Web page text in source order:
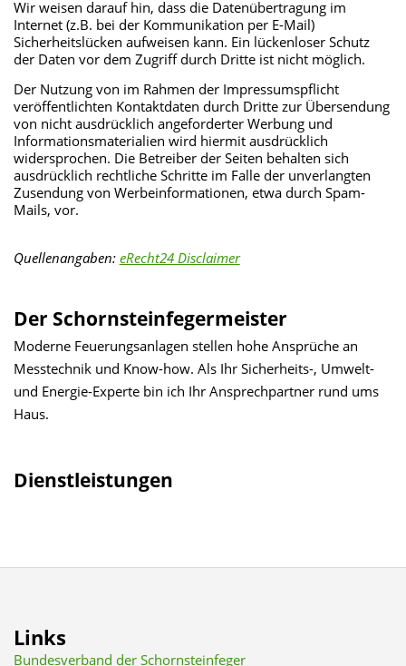
Wir weisen darauf hin, dass die Datenübertragung im
Internet (z.B. bei der Kommunikation per E-Mail)
Sicherheitslücken aufweisen kann. Ein lückenloser Schutz
der Daten vor dem Zugriff durch Dritte ist nicht möglich.
Der Nutzung von im Rahmen der Impressumspflicht
veröffentlichten Kontaktdaten durch Dritte zur Übersendung
von nicht ausdrücklich angeforderter Werbung und
Informationsmaterialien wird hiermit ausdrücklich
widersprochen. Die Betreiber der Seiten behalten sich
ausdrücklich rechtliche Schritte im Falle der unverlangten
Zusendung von Werbeinformationen, etwa durch Spam-
Mails, vor.
Quellenangaben: eRecht24 Disclaimer
Der Schornsteinfegermeister
Moderne Feuerungsanlagen stellen hohe Ansprüche an
Messtechnik und Know-how. Als Ihr Sicherheits-, Umwelt-
und Energie-Experte bin ich Ihr Ansprechpartner rund ums
Haus.
Dienstleistungen
Links
Bundesverband der Schornsteinfeger